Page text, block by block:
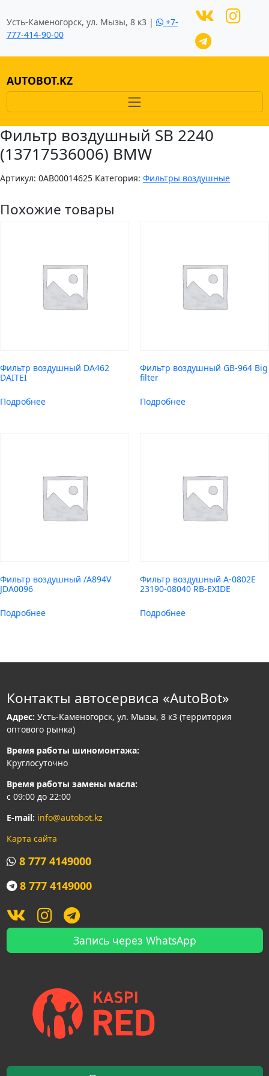
Усть-Каменогорск, ул. Мызы, 8 к3 |
+7-
777-414-90-00
AUTOBOT.KZ
Фильтр воздушный SB 2240
(13717536006) BMW
Артикул: 0AB00014625 Категория: Фильтры воздушные
Похожие товары
Фильтр воздушный DA462
DAITEI
Подробнее
Фильтр воздушный GB-964 Big
filter
Подробнее
Фильтр воздушный /A894V
JDA0096
Подробнее
Фильтр воздушный A-0802E
23190-08040 RB-EXIDE
Подробнее
Контакты автосервиса «AutoBot»
Адрес: Усть-Каменогорск, ул. Мызы, 8 к3 (территория
оптового рынка)
Время работы шиномонтажа:
Круглосуточно
Время работы замены масла:
с 09:00 до 22:00
E-mail: info@autobot.kz
Карта сайта
8 777 4149000
8 777 4149000
Запись через WhatsApp